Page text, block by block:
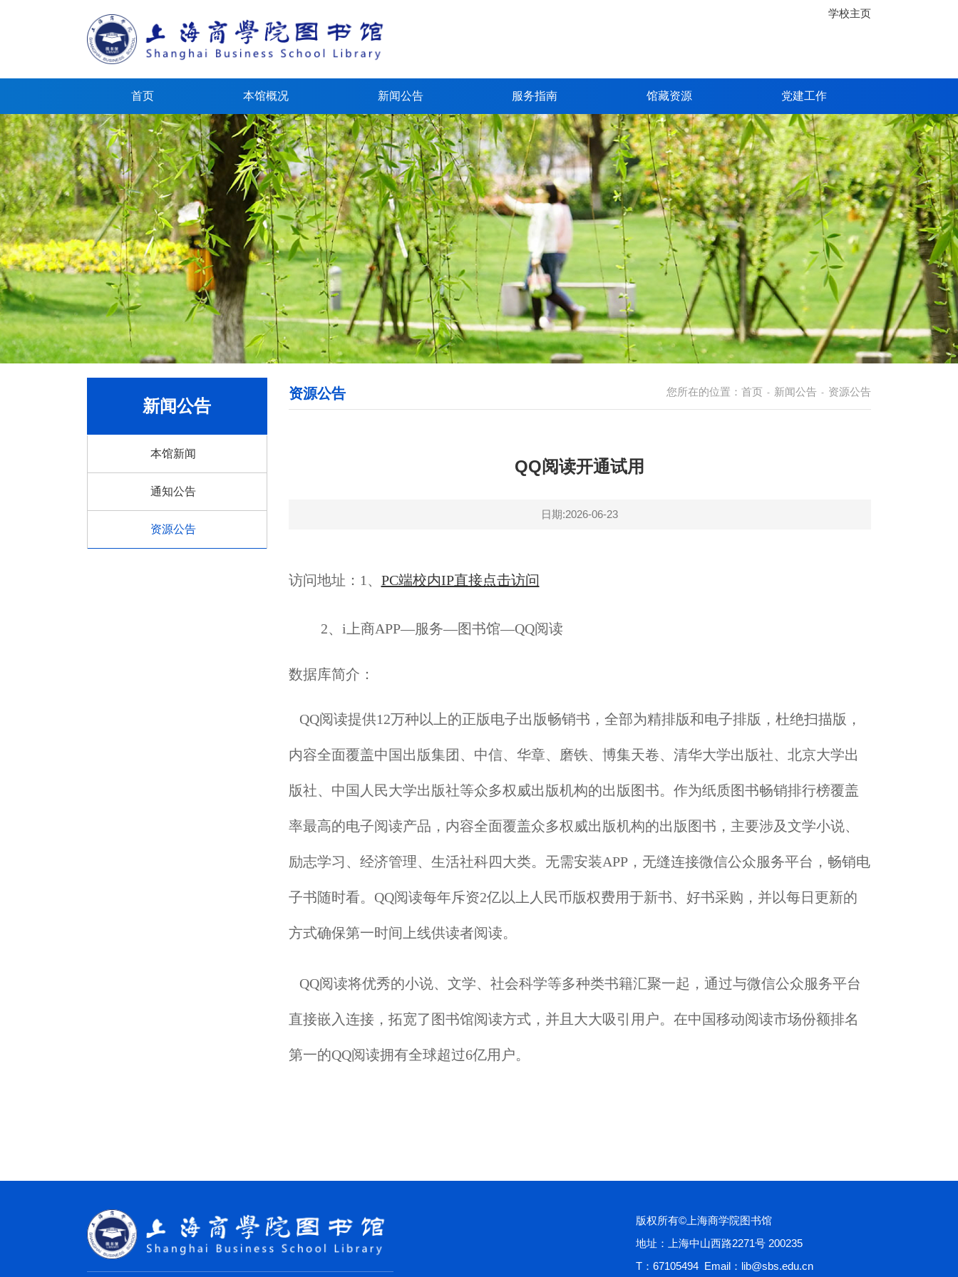
学校主页
首页 本馆概况 新闻公告 服务指南 馆藏资源 党建工作
新闻公告
本馆新闻
通知公告
资源公告
您所在的位置： 首页 - 新闻公告 - 资源公告
资源公告
QQ阅读开通试用
日期:2026-06-23
访问地址：1、 PC端校内IP直接点击访问
2、i上商APP—服务—图书馆—QQ阅读
数据库简介：
QQ阅读提供12万种以上的正版电子出版畅销书，全部为精排版和电子排版，杜绝扫描版，
内容全面覆盖中国出版集团、中信、华章、磨铁、博集天卷、清华大学出版社、北京大学出
版社、中国人民大学出版社等众多权威出版机构的出版图书。作为纸质图书畅销排行榜覆盖
率最高的电子阅读产品，内容全面覆盖众多权威出版机构的出版图书，主要涉及文学小说、
励志学习、经济管理、生活社科四大类。无需安装APP，无缝连接微信公众服务平台，畅销电
子书随时看。QQ阅读每年斥资2亿以上人民币版权费用于新书、好书采购，并以每日更新的
方式确保第一时间上线供读者阅读。
QQ阅读将优秀的小说、文学、社会科学等多种类书籍汇聚一起，通过与微信公众服务平台
直接嵌入连接，拓宽了图书馆阅读方式，并且大大吸引用户。在中国移动阅读市场份额排名
第一的QQ阅读拥有全球超过6亿用户。
版权所有©上海商学院图书馆
地址：上海中山西路2271号 200235
T：67105494 Email：lib@sbs.edu.cn